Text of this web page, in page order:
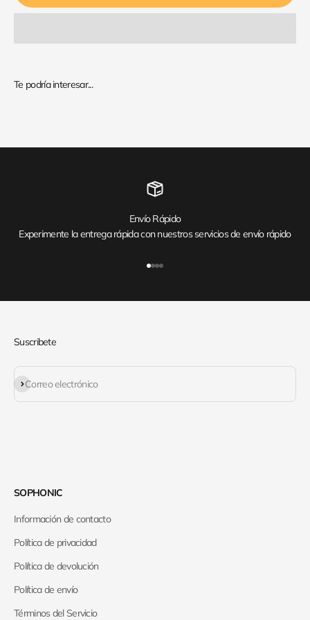
Envío Rápido
Experimente la entrega rápida con nuestros servicios de envío rápido
Suscribete
Correo electrónico
Suscribirse
SOPHONIC
Información de contacto
Política de privacidad
Política de devolución
Política de envío
Términos del Servicio